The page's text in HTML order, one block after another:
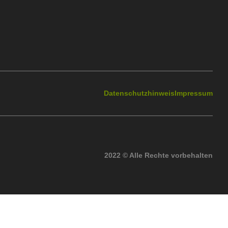
DatenschutzhinweisImpressum
2022 © Alle Rechte vorbehalten